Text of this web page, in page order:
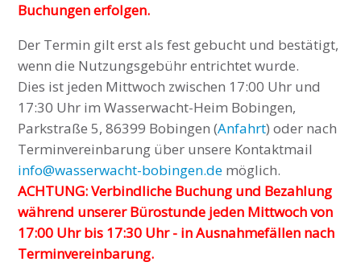
Buchungen erfolgen.
Der Termin gilt erst als fest gebucht und bestätigt,
wenn die Nutzungsgebühr entrichtet wurde.
Dies ist jeden Mittwoch zwischen 17:00 Uhr und
17:30 Uhr im Wasserwacht-Heim Bobingen,
Parkstraße 5, 86399 Bobingen (Anfahrt) oder nach
Terminvereinbarung über unsere Kontaktmail
info@wasserwacht-bobingen.de möglich.
ACHTUNG: Verbindliche Buchung und Bezahlung
während unserer Bürostunde jeden Mittwoch von
17:00 Uhr bis 17:30 Uhr - in Ausnahmefällen nach
Terminvereinbarung.